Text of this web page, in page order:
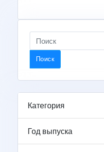
Поиск
Категория
Год выпуска